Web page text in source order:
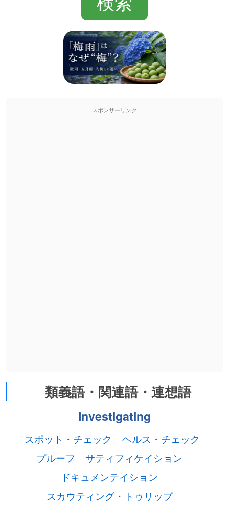
スポンサーリンク
類義語・関連語・連想語
Investigating
スポット・チェック
ヘルス・チェック
プルーフ
サティフィケイション
ドキュメンテイション
スカウティング・トゥリップ